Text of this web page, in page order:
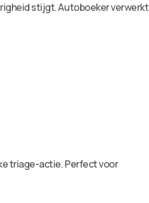
stijgt. Autoboeker verwerkt
triage-actie. Perfect voor